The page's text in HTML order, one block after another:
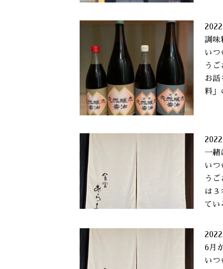
調味
いつ
う
お話
料」
一緒
いつ
う
は３
てい
6月
いつ